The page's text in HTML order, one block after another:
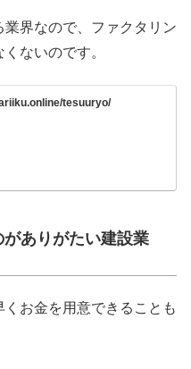
界なので、ファクタリン
ないのです。
tesuuryo/
ありがたい建設業
お金を用意できることも